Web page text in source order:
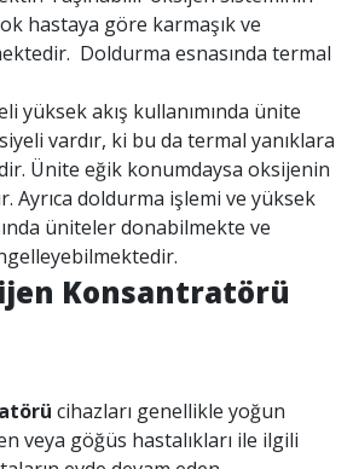
hastaya göre karmaşık ve
Doldurma esnasında termal
yüksek akış kullanımında ünite
vardır, ki bu da termal yanıklara
Ünite eğik konumdaysa oksijenin
Ayrıca doldurma işlemi ve yüksek
üniteler donabilmekte ve
Konsantratörü
cihazları genellikle yoğun
veya göğüs hastalıkları ile ilgili